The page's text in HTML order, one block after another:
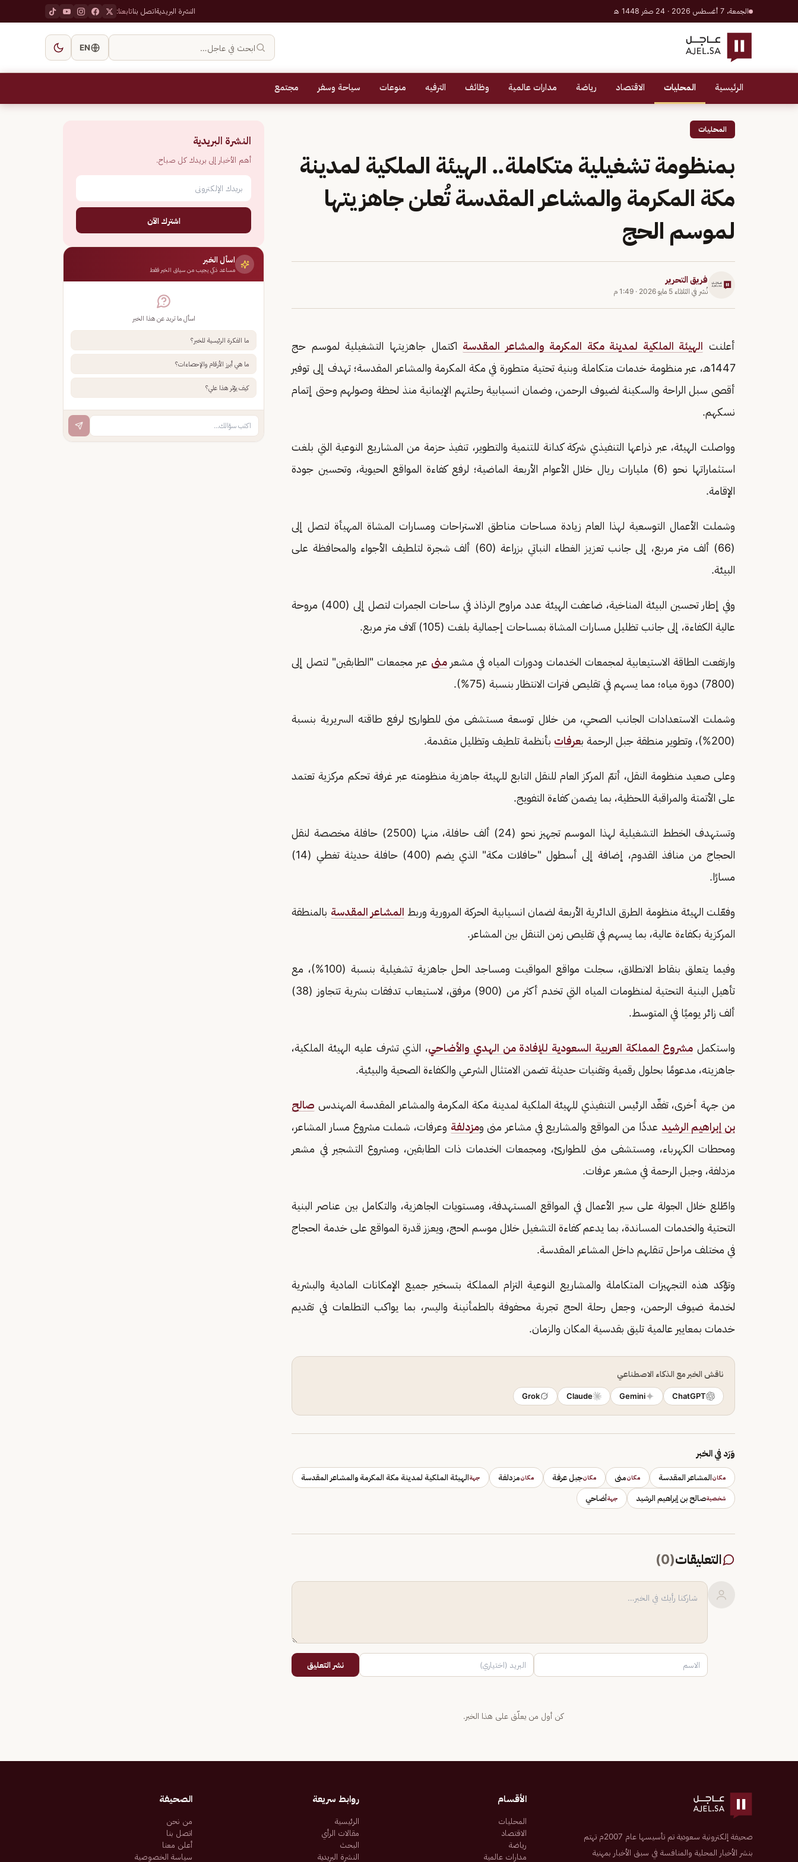
الجمعة، 7 أغسطس 2026 · 24 صفر 1448 هـ النشرة البريديةاتصل بناتابعنا:
ابحث في عاجل… EN
الرئيسية المحليات الاقتصاد رياضة مدارات عالمية وظائف الترفيه منوعات سياحة وسفر مجتمع
المحليات
بمنظومة تشغيلية متكاملة.. الهيئة الملكية لمدينة
مكة المكرمة والمشاعر المقدسة تُعلن جاهزيتها
لموسم الحج
فريق التحرير
نُشر في الثلاثاء 5 مايو 2026 · 1:49 م
أعلنت الهيئة الملكية لمدينة مكة المكرمة والمشاعر المقدسة اكتمال جاهزيتها التشغيلية لموسم حج
1447هـ، عبر منظومة خدمات متكاملة وبنية تحتية متطورة في مكة المكرمة والمشاعر المقدسة؛ تهدف إلى توفير
أقصى سبل الراحة والسكينة لضيوف الرحمن، وضمان انسيابية رحلتهم الإيمانية منذ لحظة وصولهم وحتى إتمام
نسكهم.
وواصلت الهيئة، عبر ذراعها التنفيذي شركة كدانة للتنمية والتطوير، تنفيذ حزمة من المشاريع النوعية التي بلغت
استثماراتها نحو (6) مليارات ريال خلال الأعوام الأربعة الماضية؛ لرفع كفاءة المواقع الحيوية، وتحسين جودة
الإقامة.
وشملت الأعمال التوسعية لهذا العام زيادة مساحات مناطق الاستراحات ومسارات المشاة المهيأة لتصل إلى
(66) ألف متر مربع، إلى جانب تعزيز الغطاء النباتي بزراعة (60) ألف شجرة لتلطيف الأجواء والمحافظة على
البيئة.
وفي إطار تحسين البيئة المناخية، ضاعفت الهيئة عدد مراوح الرذاذ في ساحات الجمرات لتصل إلى (400) مروحة
عالية الكفاءة، إلى جانب تظليل مسارات المشاة بمساحات إجمالية بلغت (105) آلاف متر مربع.
وارتفعت الطاقة الاستيعابية لمجمعات الخدمات ودورات المياه في مشعرمنى عبر مجمعات "الطابقين" لتصل إلى
(7800) دورة مياه؛ مما يسهم في تقليص فترات الانتظار بنسبة (75%).
وشملت الاستعدادات الجانب الصحي، من خلال توسعة مستشفى منى للطوارئ لرفع طاقته السريرية بنسبة
(200%)، وتطوير منطقة جبل الرحمة ب
عرفات بأنظمة تلطيف وتظليل متقدمة.
وعلى صعيد منظومة النقل، أتمّ المركز العام للنقل التابع للهيئة جاهزية منظومته عبر غرفة تحكم مركزية تعتمد
على الأتمتة والمراقبة اللحظية، بما يضمن كفاءة التفويج.
وتستهدف الخطط التشغيلية لهذا الموسم تجهيز نحو (24) ألف حافلة، منها (2500) حافلة مخصصة لنقل
الحجاج من منافذ القدوم، إضافة إلى أسطول "حافلات مكة" الذي يضم (400) حافلة حديثة تغطي (14)
مسارًا.
وفعّلت الهيئة منظومة الطرق الدائرية الأربعة لضمان انسيابية الحركة المرورية وربط المشاعر المقدسة بالمنطقة
المركزية بكفاءة عالية، بما يسهم في تقليص زمن التنقل بين المشاعر.
وفيما يتعلق بنقاط الانطلاق، سجلت مواقع المواقيت ومساجد الحل جاهزية تشغيلية بنسبة (100%)، مع
تأهيل البنية التحتية لمنظومات المياه التي تخدم أكثر من (900) مرفق، لاستيعاب تدفقات بشرية تتجاوز (38)
ألف زائر يوميًا في المتوسط.
واستكمل مشروع المملكة العربية السعودية للإفادة من الهدي والأضاحي، الذي تشرف عليه الهيئة الملكية،
جاهزيته، مدعومًا بحلول رقمية وتقنيات حديثة تضمن الامتثال الشرعي والكفاءة الصحية والبيئية.
من جهة أخرى، تفقّد الرئيس التنفيذي للهيئة الملكية لمدينة مكة المكرمة والمشاعر المقدسة المهندس صالح
بن إبراهيم الرشيد عددًا من المواقع والمشاريع في مشاعر منى ومزدلفة وعرفات، شملت مشروع مسار المشاعر،
ومحطات الكهرباء، ومستشفى منى للطوارئ، ومجمعات الخدمات ذات الطابقين، ومشروع التشجير في مشعر
مزدلفة، وجبل الرحمة في مشعر عرفات.
واطّلع خلال الجولة على سير الأعمال في المواقع المستهدفة، ومستويات الجاهزية، والتكامل بين عناصر البنية
التحتية والخدمات المساندة، بما يدعم كفاءة التشغيل خلال موسم الحج، ويعزز قدرة المواقع على خدمة الحجاج
في مختلف مراحل تنقلهم داخل المشاعر المقدسة.
وتؤكد هذه التجهيزات المتكاملة والمشاريع النوعية التزام المملكة بتسخير جميع الإمكانات المادية والبشرية
لخدمة ضيوف الرحمن، وجعل رحلة الحج تجربة محفوفة بالطمأنينة واليسر، بما يواكب التطلعات في تقديم
خدمات بمعايير عالمية تليق بقدسية المكان والزمان.
ناقش الخبر مع الذكاء الاصطناعي
ChatGPT
Gemini
Claude
Grok
وَرَد في الخبر
مكانالمشاعر المقدسة مكانمنى مكانجبل عرفة مكانمزدلفة جهةالهيئة الملكية لمدينة مكة المكرمة والمشاعر المقدسة
شخصيةصالح بن إبراهيم الرشيد جهةأضاحي
التعليقات(
0
)
نشر التعليق
كن أول من يعلّق على هذا الخبر.
النشرة البريدية
أهم الأخبار إلى بريدك كل صباح.
اشترك الآن
اسأل الخبر
مساعد ذكي يجيب من سياق الخبر فقط
اسأل ما تريد عن هذا الخبر
ما الفكرة الرئيسية للخبر؟
ما هي أبرز الأرقام والإحصاءات؟
كيف يؤثر هذا علي؟
صحيفة إلكترونية سعودية تم تأسيسها عام 2007م تهتم
بنشر الأخبار المحلية والمنافسة في سبق الأخبار بمهنية
الأقسام
المحليات
الاقتصاد
رياضة
مدارات عالمية
روابط سريعة
الرئيسية
مقالات الرأي
البحث
النشرة البريدية
الصحيفة
من نحن
اتصل بنا
أعلن معنا
سياسة الخصوصية